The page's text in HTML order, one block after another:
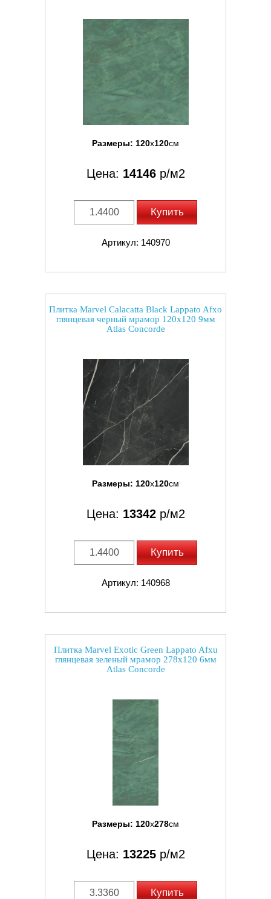
Размеры: 120x120см
Цена: 14146р/м2
Купить
Артикул: 140970
Плитка Marvel Calacatta Black Lappato Afxo
глянцевая черный мрамор 120x120 9мм
Atlas Concorde
Размеры: 120x120см
Цена: 13342р/м2
Купить
Артикул: 140968
Плитка Marvel Exotic Green Lappato Afxu
глянцевая зеленый мрамор 278x120 6мм
Atlas Concorde
Размеры: 120x278см
Цена: 13225р/м2
Купить